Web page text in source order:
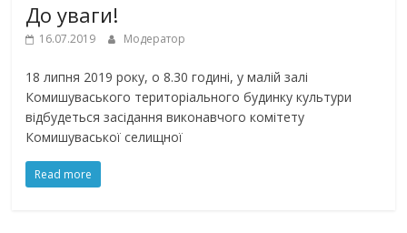
До уваги!
16.07.2019 Модератор
18 липня 2019 року, о 8.30 годині, у малій залі
Комишуваського територіального будинку культури
відбудеться засідання виконавчого комітету
Комишуваської селищної
Read more